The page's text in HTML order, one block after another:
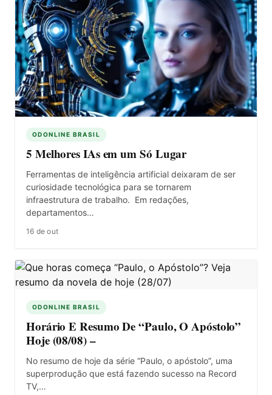
ODONLINE BRASIL
5 Melhores IAs em um Só Lugar
Ferramentas de inteligência artificial deixaram de ser
curiosidade tecnológica para se tornarem
infraestrutura de trabalho. Em redações,
departamentos…
16 de out
ODONLINE BRASIL
Horário E Resumo De “Paulo, O Apóstolo”
Hoje (08/08) –
No resumo de hoje da série “Paulo, o apóstolo”, uma
superprodução que está fazendo sucesso na Record
TV,…